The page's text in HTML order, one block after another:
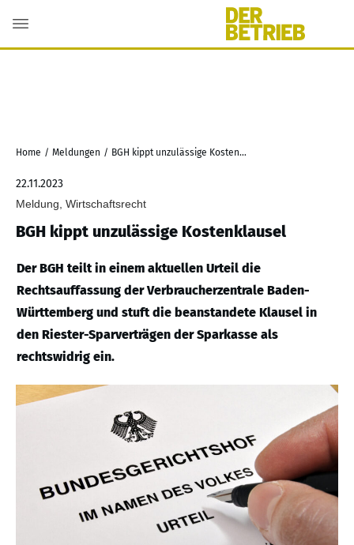
Home / Meldungen / BGH kippt unzulässige Kostenklausel
22.11.2023
Meldung, Wirtschaftsrecht
BGH kippt unzulässige Kostenklausel
Der BGH teilt in einem aktuellen Urteil die
Rechtsauffassung der Verbraucherzentrale Baden-
Württemberg und stuft die beanstandete Klausel in
den Riester-Sparverträgen der Sparkasse als
rechtswidrig ein.